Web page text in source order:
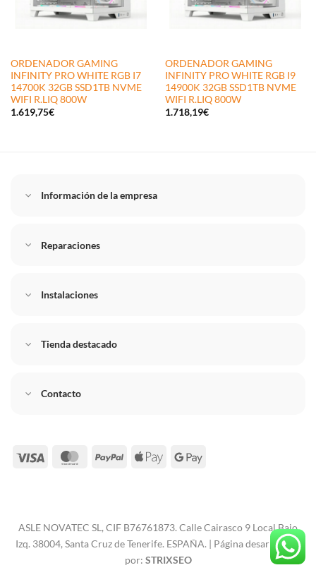
ORDENADOR GAMING
INFINITY PRO WHITE RGB I7
14700K 32GB SSD1TB NVME
WIFI R.LIQ 800W
1.619,75€
ORDENADOR GAMING
INFINITY PRO WHITE RGB I9
14900K 32GB SSD1TB NVME
WIFI R.LIQ 800W
1.718,19€
Información de la empresa
Reparaciones
Instalaciones
Tienda destacado
Contacto
Visa MasterCard
PayPal Apple
Google
ASLE NOVATEC SL, CIF B76761873. Calle Cairasco 9 Local Bajo
Izq. 38004, Santa Cruz de Tenerife. ESPAÑA. | Página desarrollada
por: STRIXSEO